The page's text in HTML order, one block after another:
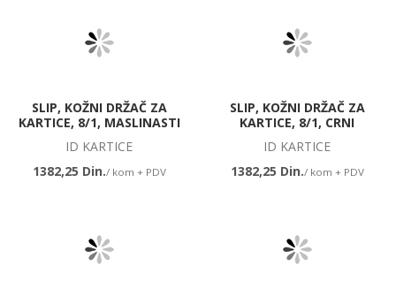
SLIP, KOŽNI DRŽAČ ZA
KARTICE, 8/1, MASLINASTI
ID KARTICE
1382,25 Din./ kom + PDV
SLIP, KOŽNI DRŽAČ ZA
KARTICE, 8/1, CRNI
ID KARTICE
1382,25 Din./ kom + PDV